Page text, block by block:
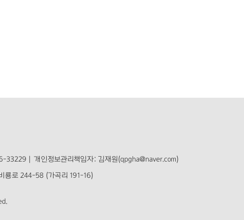
33229 | 개인정보관리책임자: 김재원(qpgha@naver.com)
룡로 244-58 (가곡리 191-16)